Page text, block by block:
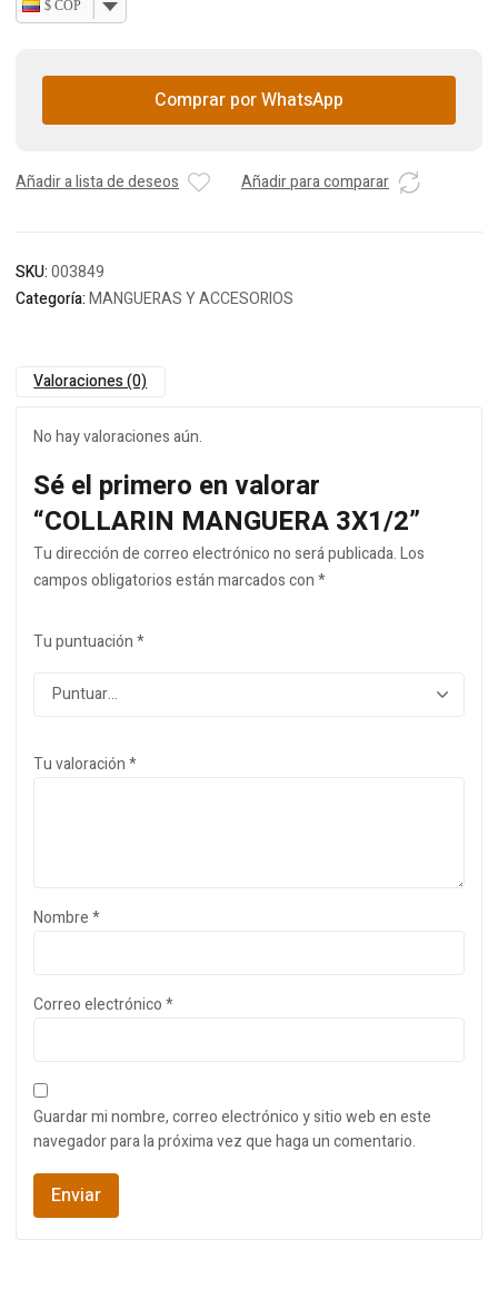
$ COP
Comprar por WhatsApp
Añadir a lista de deseos Añadir para comparar
SKU:003849
Categoría:MANGUERAS Y ACCESORIOS
Valoraciones (0)
No hay valoraciones aún.
Sé el primero en valorar
“COLLARIN MANGUERA 3X1/2”
Tu dirección de correo electrónico no será publicada.Los
campos obligatorios están marcados con*
Tu puntuación*
Tu valoración*
Nombre*
Correo electrónico*
Guardar mi nombre, correo electrónico y sitio web en este
navegador para la próxima vez que haga un comentario.